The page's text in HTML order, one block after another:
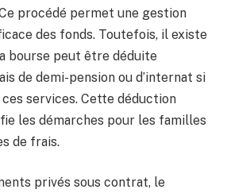
procédé permet une gestion
des fonds. Toutefois, il existe
bourse peut être déduite
de demi-pension ou d’internat si
ces services. Cette déduction
les démarches pour les familles
de frais.
privés sous contrat, le